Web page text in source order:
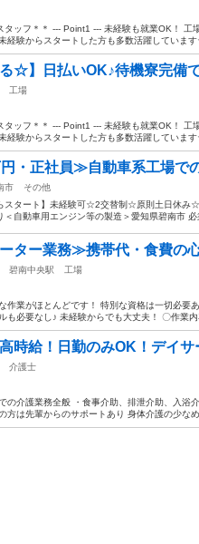
タッフ＊＊ --- Point1 --- 未経験も就業OK！ 工
経験からスタートした方も多数活躍しています
☆】日払いOK♪待機寮完備
工場
タッフ＊＊ --- Point1 --- 未経験も就業OK！ 工
経験からスタートした方も多数活躍しています
・正社員≫自動車系工場で
市
その他
スタート】未経験可☆2交替制☆原則土日休
自動車用エンジン等の製造＞愛知県碧南市 必
ター業務≫携帯代・食費の
碧南中央駅
工場
作業がほとんどです！ 特別な資格は一切必要
も必要なし♪ 未経験からでも大丈夫！ 〇作業内
時給！日勤のみOK！デイ
介護士
の介護業務全般 ・食事介助、排泄介助、入浴
方は先輩からのサポートあり 身体介護の少な